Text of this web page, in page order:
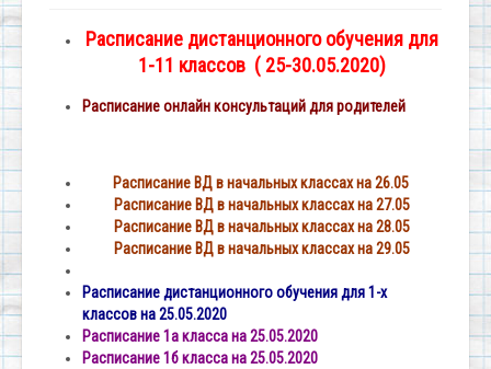
Расписание дистанционного обучения для
1-11 классов ( 25-30.05.2020)
Расписание онлайн консультаций для родителей
Расписание ВД в начальных классах на 26.05
Расписание ВД в начальных классах на 27.05
Расписание ВД в начальных классах на 28.05
Расписание ВД в начальных классах на 29.05
Расписание дистанционного обучения для 1-х
классов на 25.05.2020
Расписание 1а класса на 25.05.2020
Расписание 1б класса на 25.05.2020